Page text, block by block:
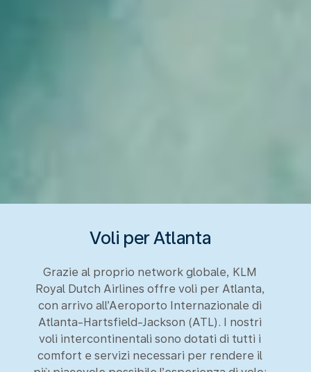
Voli per Atlanta
Grazie al proprio network globale, KLM
Royal Dutch Airlines offre voli per Atlanta,
con arrivo all’Aeroporto Internazionale di
Atlanta-Hartsfield-Jackson (ATL). I nostri
voli intercontinentali sono dotati di tutti i
comfort e servizi necessari per rendere il